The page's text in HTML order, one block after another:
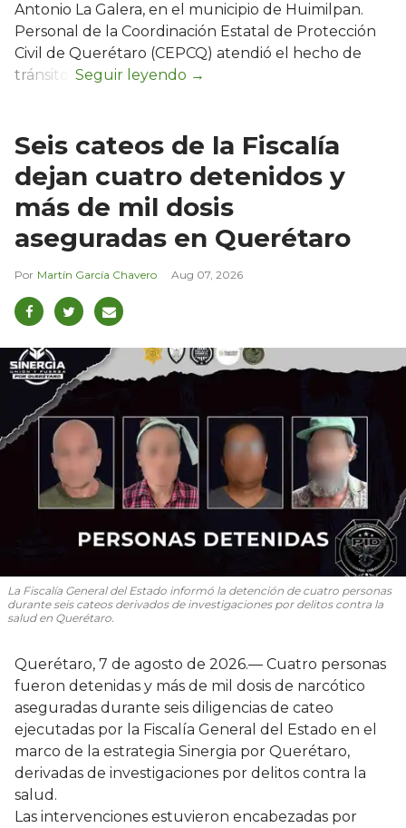
Antonio La Galera, en el municipio de Huimilpan.
Personal de la Coordinación Estatal de Protección
Civil de Querétaro (CEPCQ) atendió el hecho de
tránsito.
Seis cateos de la Fiscalía
dejan cuatro detenidos y
más de mil dosis
aseguradas en Querétaro
Martín García Chavero Aug 07, 2026
La Fiscalía General del Estado informó la detención de cuatro personas
durante seis cateos derivados de investigaciones por delitos contra la
salud en Querétaro.
Querétaro, 7 de agosto de 2026.— Cuatro personas
fueron detenidas y más de mil dosis de narcótico
aseguradas durante seis diligencias de cateo
ejecutadas por la Fiscalía General del Estado en el
marco de la estrategia Sinergia por Querétaro,
derivadas de investigaciones por delitos contra la
salud.
Las intervenciones estuvieron encabezadas por